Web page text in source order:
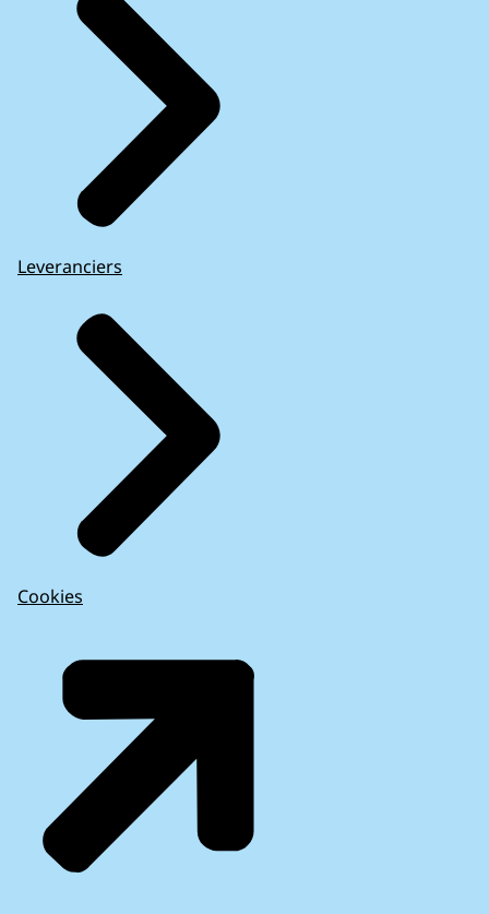
Leveranciers
Cookies